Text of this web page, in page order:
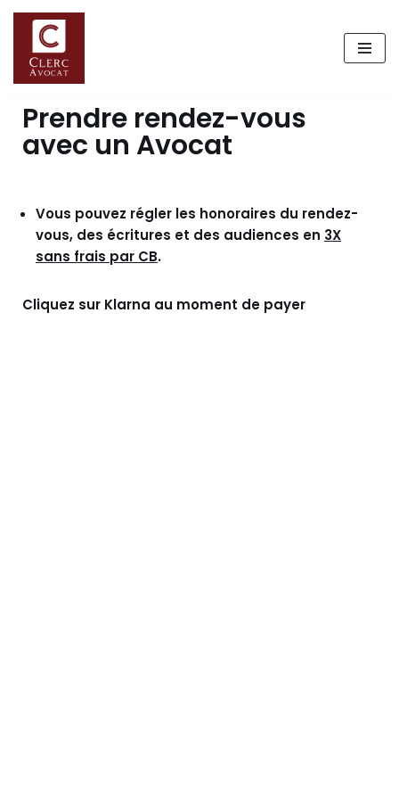
Aller
au
Prendre rendez-vous
avec un Avocat
Vous pouvez régler les honoraires du rendez-
vous, des écritures et des audiences en 3X
sans frais par CB.
Cliquez sur Klarna au moment de payer